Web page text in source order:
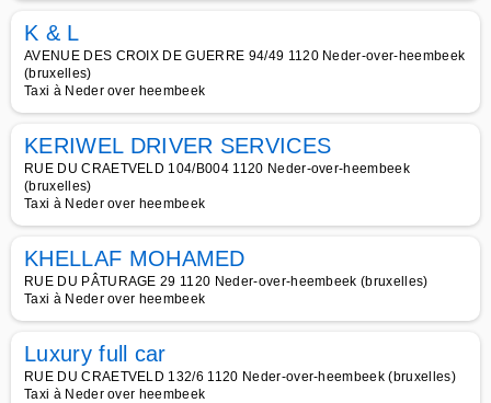
K & L
AVENUE DES CROIX DE GUERRE 94/49 1120 Neder-over-heembeek
(bruxelles)
Taxi à Neder over heembeek
KERIWEL DRIVER SERVICES
RUE DU CRAETVELD 104/B004 1120 Neder-over-heembeek
(bruxelles)
Taxi à Neder over heembeek
KHELLAF MOHAMED
RUE DU PÂTURAGE 29 1120 Neder-over-heembeek (bruxelles)
Taxi à Neder over heembeek
Luxury full car
RUE DU CRAETVELD 132/6 1120 Neder-over-heembeek (bruxelles)
Taxi à Neder over heembeek